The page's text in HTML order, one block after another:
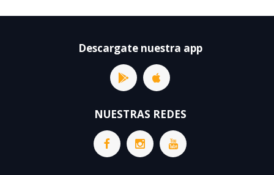
Descargate nuestra app
NUESTRAS REDES